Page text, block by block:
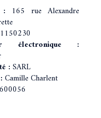
: 165 rue Alexandre
électronique :
:SARL
Camille Charlent